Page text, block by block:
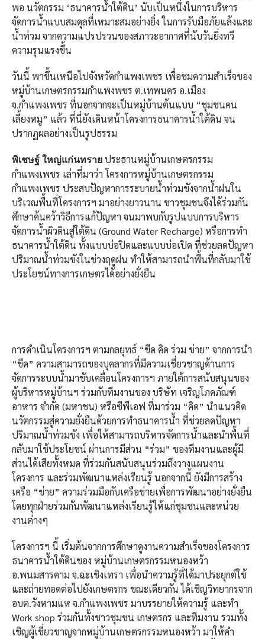
พอ นวัตกรรม ‘ธนาคารน้ำใต้ดิน’ นับเป็นหนึ่งในการบริหาร
จัดการน้ำแบบสมดุลที่เหมาะสมอย่างยิ่ง ในการรับมือภัยแล้งและ
น้ำท่วม จากความแปรปรวนของสภาวะอากาศที่นับวันยิ่งทวี
ความรุนแรงขึ้น
วันนี้ พาขึ้นเหนือไปจังหวัดกำแพงเพชร เพื่อชมความสำเร็จของ
หมู่บ้านเกษตรกรรมกำแพงพชร ต.เทพนคร อ.เมือง
จ.กำแพงเพชร ที่นอกจากจะเป็นหมู่บ้านต้นแบบ “ชุมชนคน
เลี้ยงหมู” แล้ว ที่นี่ยังเดินหน้าโครงการธนาคารน้ำใต้ดิน จน
ปรากฏผลอย่างเป็นรูปธรรม
พิเชษฐ์ ใหญ่แก่นทราย ประธานหมู่บ้านเกษตรกรรม
กำแพงเพชร เล่าที่มาว่า โครงการหมู่บ้านเกษตรกรรม
กำแพงเพชร ประสบปัญหาการระบายน้ำท่วมขังจากน้ำฝนใน
บริเวณพื้นที่โครงการฯ มาอย่างยาวนาน ชาวชุมชนจึงได้ร่วมกัน
ศึกษาค้นคว้าวิธีการแก้ปัญหา จนมาพบกับรูปแบบการบริหาร
จัดการน้ำผิวดินสู่ใต้ดิน (Ground Water Recharge) หรือการทำ
ธนาคารน้ำใต้ดิน ทั้งแบบบ่อปิดและแบบบ่อเปิด ที่ช่วยลดปัญหา
ปริมาณน้ำท่วมขังในช่วงฤดูฝน ทำให้สามารถนำพื้นที่กลับมาใช้
ประโยชน์ทางการเกษตรได้อย่างยั่งยืน
การดำเนินโครงการฯ ตามกลยุทธ์ “ขีด คิด ร่วม ข่าย” จากการนำ
“ขีด” ความสามารถของบุคลากรที่มีความเชี่ยวชาญด้านการ
จัดการระบบน้ำมาขับเคลื่อนโครงการฯ ภายใต้การสนับสนุนของ
ผู้บริหารหมู่บ้านฯ ร่วมกับทีมงานของ บริษัท เจริญโภคภัณฑ์
อาหาร จำกัด (มหาชน) หรือซีพีเอฟ ที่มาร่วม “คิด” นำแนวคิด
นวัตกรรมสู่ความยั่งยืนด้วยการทำธนาคารน้ำ ที่ช่วยลดปัญหา
ปริมาณน้ำท่วมขัง เพื่อให้สามารถบริหารจัดการน้ำและนำพื้นที่
กลับมาใช้ประโยชน์ ผ่านการมีส่วน “ร่วม” ของทีมงานและผู้มี
ส่วนได้เสียทั้งหมด ที่ร่วมกันสนับสนุนร่วมถึงวางแผนงาน
โครงการ และร่วมพัฒนาแหล่งเรียนรู้ นอกจากนี้ ยังมีการสร้าง
เครือ “ข่าย” ความร่วมมือกับเครือข่ายเพื่อการพัฒนาอย่างยั่งยืน
โดยทุกฝ่ายร่วมกันพัฒนาแหล่งเรียนรู้ให้แก่ชุมชนและหน่วย
งานต่างๆ
โครงการฯ นี้ เริ่มต้นจากการศึกษาดูงานความสำเร็จของโครงการ
ธนาคารน้ำใต้ดินของ หมู่บ้านเกษตรกรรมหนองหว้า
อ.พนมสารคาม จ.ฉะเชิงเทรา เพื่อนำความรู้ที่ได้มาประยุกต์ใช้
และถ่ายทอดต่อไปยังเกษตรกร ขณะเดียวกัน ได้เชิญวิทยากรจาก
อบต.วังหามแห จ.กำแพงเพชร มาบรรยายให้ความรู้ และทำ
Work shop ร่วมกันทั้งชาวชุมชน เกษตรกร และทีมงาน รวมทั้ง
เชิญผู้เชี่ยวชาญจากหมู่บ้านเกษตรกรรมหนองหว้า มาให้คำ